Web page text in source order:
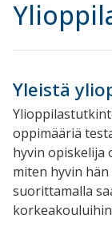
Yleistä
oppimääriä
hyvin opiskelija
miten hyvin
suorittamalla